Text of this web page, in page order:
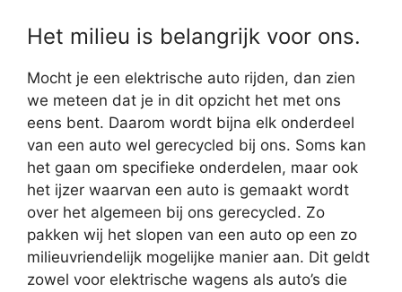
Het milieu is belangrijk voor ons.
Mocht je een elektrische auto rijden, dan zien
we meteen dat je in dit opzicht het met ons
eens bent. Daarom wordt bijna elk onderdeel
van een auto wel gerecycled bij ons. Soms kan
het gaan om specifieke onderdelen, maar ook
het ijzer waarvan een auto is gemaakt wordt
over het algemeen bij ons gerecycled. Zo
pakken wij het slopen van een auto op een zo
milieuvriendelijk mogelijke manier aan. Dit geldt
zowel voor elektrische wagens als auto’s die